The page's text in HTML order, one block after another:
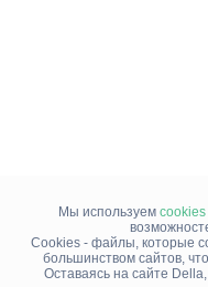
Мы используем cookies
Cookies - файлы, которые
большинством сайтов,
Оставаясь на сайте